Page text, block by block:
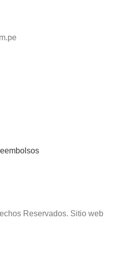
Reservados. Sitio web